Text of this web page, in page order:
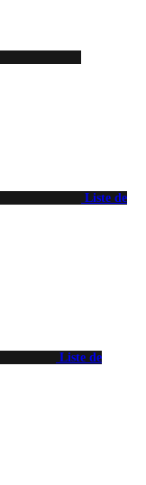
Liste de
Liste de